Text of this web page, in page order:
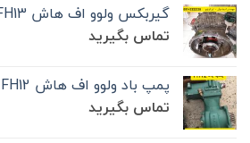
گیربکس ولوو اف هاش FH13
تماس بگیرید
پمپ باد ولوو اف هاش FH12
تماس بگیرید